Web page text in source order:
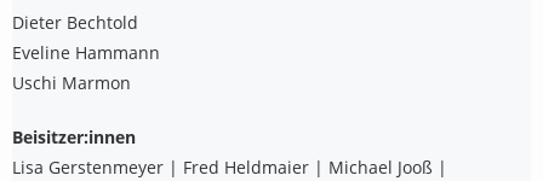
Dieter Bechtold
Eveline Hammann
Uschi Marmon
Beisitzer:innen
Lisa Gerstenmeyer | Fred Heldmaier | Michael Jooß |